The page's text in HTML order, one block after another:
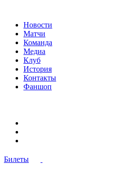
Новости
Матчи
Команда
Медиа
Клуб
История
Контакты
Фаншоп
Билеты